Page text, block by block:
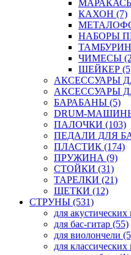
КАХОН (7)
НАБОРЫ
ЧИМЕСЫ
ШЕЙКЕР
АКСЕССУАРЫ
АКСЕССУАРЫ
БАРАБАНЫ (5)
DRUM-
ПАЛОЧКИ (103)
ПЕДАЛИ ДЛЯ
ПЛАСТИК (174)
ПРУЖИНА (9)
СТОЙКИ (31)
ТАРЕЛКИ (21)
ЩЕТКИ (12)
СТРУНЫ (531)
для акустических
для бас-гитар (55)
для виолончели
для классических